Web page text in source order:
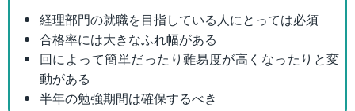
経理部門の就職を目指している人にとっては必須
合格率には大きなふれ幅がある
回によって簡単だったり難易度が高くなったりと変
動がある
半年の勉強期間は確保するべき